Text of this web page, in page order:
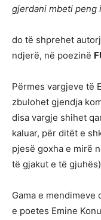
gjerdani mbeti peng
do të shprehet
ndjerë, në poezinë
Përmes vargjeve të
zbulohet gjendja
disa vargje shihet
kaluar, për ditët e
pjesë goxha e mirë
të gjakut e të
Gama e
e poetes Emine